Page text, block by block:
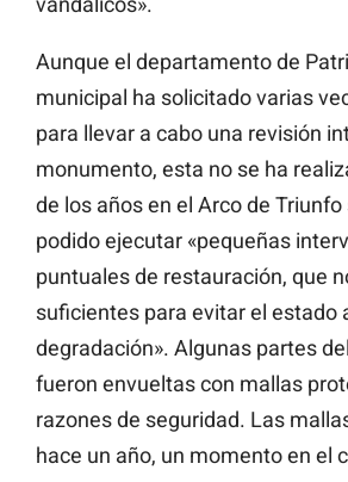
Aunque el departamento de
municipal ha solicitado varias
para llevar a cabo una revisión
monumento, esta no se ha
de los años en el Arco de Triunfo
podido ejecutar «pequeñas
puntuales de restauración, que
suficientes para evitar el estado
degradación». Algunas partes
fueron envueltas con mallas
razones de seguridad. Las
hace un año, un momento en el